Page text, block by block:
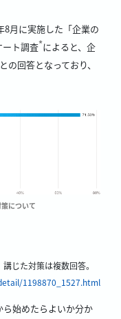
8月に実施した「企業の
ート調査*によると、企
回答となっており、
について
じた対策は複数回答。
1198870_1527.html
始めたらよいか分か